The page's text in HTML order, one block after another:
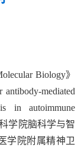
Biology》
antibody-mediated
in autoimmune
学院脑科学与智
学院附属精神卫